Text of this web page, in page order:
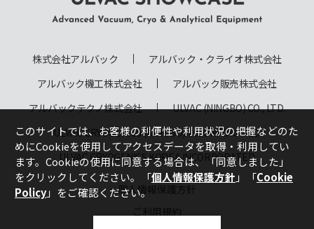
Vacuum, Cryo & Analytical
Equipment
株式会社アルバック
アルバック・クライオ株式会社
アルバック機工株式会社
アルバック販売株式会社
アルバックテクノ株式会社
ULVAC (NINGBO) CO., LTD.
ULVAC CRYOGENICS (NINGBO) INCORPORATED
ULVAC CRYOGENICS KOREA INCORPORATED
個人情報保護方針
ご利用規約
このサイトでは、お客様の利便性や利用状況の把握などのた
めにCookieを使用してアクセスデータを取得・利用してい
ます。Cookieの使用に同意する場合は、「同意しました」
をクリックしてください。「個人情報保護方針 」「Cookie
Policy」をご確認ください。